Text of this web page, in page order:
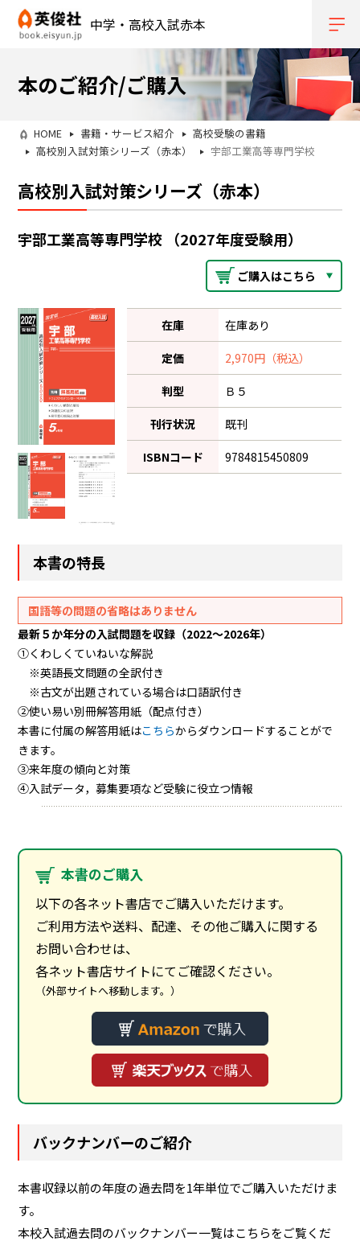
中学・高校入試赤本
本のご紹介/ご購入
HOME 書籍・サービス紹介
高校受験の書籍
高校別入試対策シリーズ（赤本）
宇部工業高等専門学校
高校別入試対策シリーズ（赤本）
宇部工業高等専門学校 （2027年度受験用）
ご購入はこちら
在庫 在庫あり
定価 2,970円（税込）
判型 Ｂ５
刊行状況 既刊
ISBNコード 9784815450809
本書の特長
国語等の問題の省略はありません
最新５か年分の入試問題を収録（2022～2026年）
①くわしくていねいな解説
※英語長文問題の全訳付き
※古文が出題されている場合は口語訳付き
②使い易い別冊解答用紙（配点付き）
本書に付属の解答用紙はこちらからダウンロードすることがで
きます。
③来年度の傾向と対策
④入試データ，募集要項など受験に役立つ情報
本書のご購入
以下の各ネット書店でご購入いただけます。
ご利用方法や送料、配達、その他ご購入に関する
お問い合わせは、
各ネット書店サイトにてご確認ください。
（外部サイトへ移動します。）
バックナンバーのご紹介
本書収録以前の年度の過去問を1年単位でご購入いただけま
す。
本校入試過去問のバックナンバー一覧はこちらをご覧くだ